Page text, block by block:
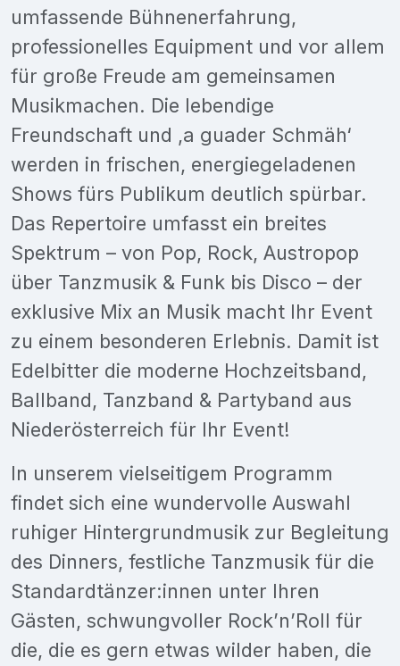
umfassende Bühnenerfahrung,
professionelles Equipment und vor allem
für große Freude am gemeinsamen
Musikmachen. Die lebendige
Freundschaft und ,a guader Schmäh‘
werden in frischen, energiegeladenen
Shows fürs Publikum deutlich spürbar.
Das Repertoire umfasst ein breites
Spektrum – von Pop, Rock, Austropop
über Tanzmusik & Funk bis Disco – der
exklusive Mix an Musik macht Ihr Event
zu einem besonderen Erlebnis. Damit ist
Edelbitter die moderne Hochzeitsband,
Ballband, Tanzband & Partyband aus
Niederösterreich für Ihr Event!
In unserem vielseitigem Programm
findet sich eine wundervolle Auswahl
ruhiger Hintergrundmusik zur Begleitung
des Dinners, festliche Tanzmusik für die
Standardtänzer:innen unter Ihren
Gästen, schwungvoller Rock’n’Roll für
die, die es gern etwas wilder haben, die